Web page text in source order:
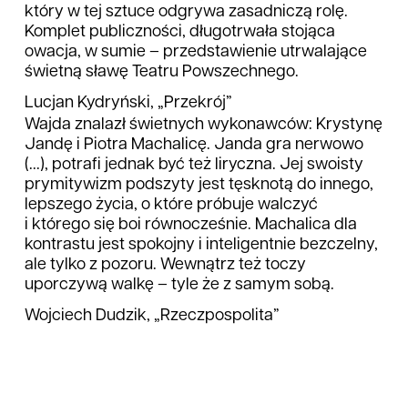
który w tej sztuce odgrywa zasadniczą rolę.
Komplet publiczności, długotrwała stojąca
owacja, w sumie – przedstawienie utrwalające
świetną sławę Teatru Powszechnego.
Lucjan Kydryński, „Przekrój”
Wajda znalazł świetnych wykonawców: Krystynę
Jandę i Piotra Machalicę. Janda gra nerwowo
(...), potrafi jednak być też liryczna. Jej swoisty
prymitywizm podszyty jest tęsknotą do innego,
lepszego życia, o które próbuje walczyć
i którego się boi równocześnie. Machalica dla
kontrastu jest spokojny i inteligentnie bezczelny,
ale tylko z pozoru. Wewnątrz też toczy
uporczywą walkę – tyle że z samym sobą.
Wojciech Dudzik, „Rzeczpospolita”